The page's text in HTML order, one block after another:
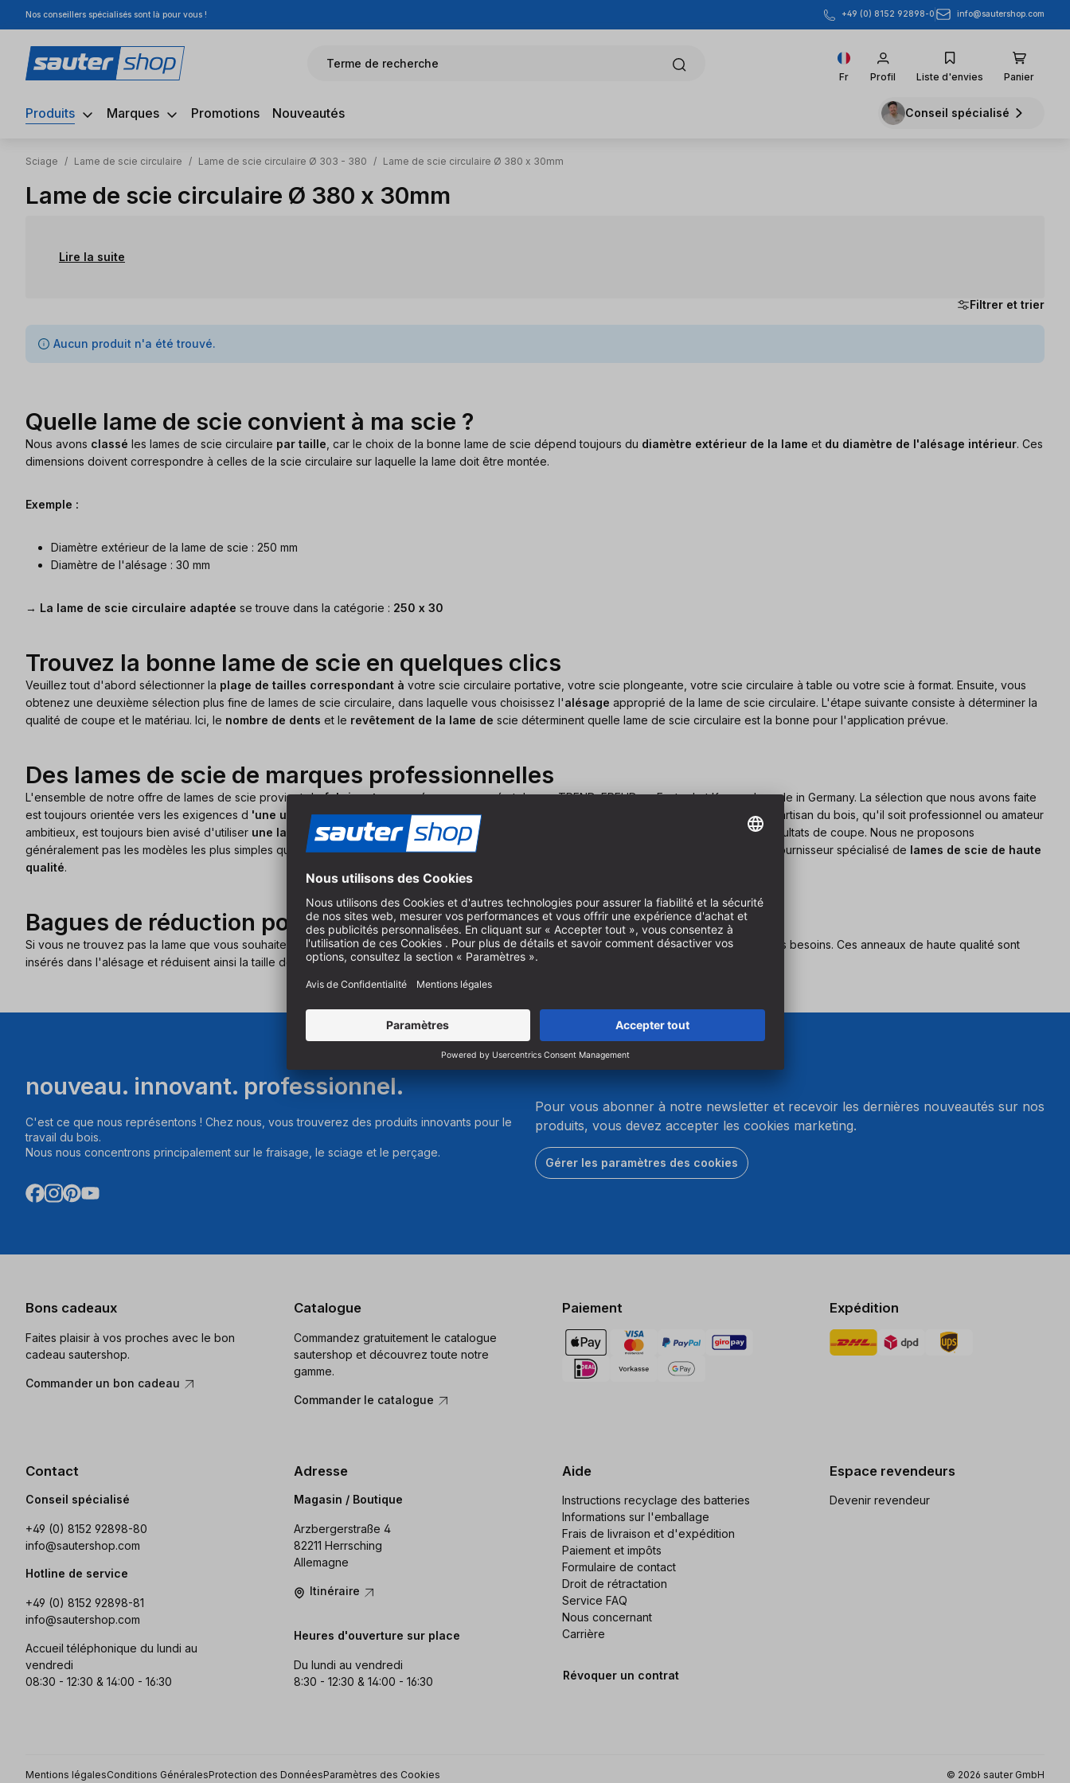
au contenu principal
Passer à la recherche
Passer à la navigation principale
Nos conseillers spécialisés sont là pour vous ! +49 (0) 8152 92898-0 info@sautershop.com
Terme de recherche
Fr Profil Liste d'envies Panier
Produits Marques Promotions Nouveautés Conseil spécialisé
Sciage / Lame de scie circulaire / Lame de scie circulaire Ø 303 - 380 / Lame de scie circulaire Ø 380 x 30mm
Lame de scie circulaire Ø 380 x 30mm
Lire la suite
Filtrer et trier
Aucun produit n'a été trouvé.
Quelle lame de scie convient à ma scie ?
Nous avons classé les lames de scie circulaire par taille , car le choix de la bonne lame de scie dépend toujours du diamètre extérieur de la lame et du diamètre de l'alésage intérieur. Ces
dimensions doivent correspondre à celles de la scie circulaire sur laquelle la lame doit être montée.
Exemple :
Diamètre extérieur de la lame de scie : 250 mm
Diamètre de l'alésage : 30 mm
→ La lame de scie circulaire adaptée se trouve dans la catégorie : 250 x 30
Trouvez la bonne lame de scie en quelques clics
Veuillez tout d'abord sélectionner la plage de tailles correspondant à votre scie circulaire portative, votre scie plongeante, votre scie circulaire à table ou votre scie à format. Ensuite, vous
obtenez une deuxième sélection plus fine de lames de scie circulaire, dans laquelle vous choisissez l'alésage approprié de la lame de scie circulaire. L'étape suivante consiste à déterminer la
qualité de coupe et le matériau. Ici, le nombre de dents et le revêtement de la lame de scie déterminent quelle lame de scie circulaire est la bonne pour l'application prévue.
Des lames de scie de marques professionnelles
L'ensemble de notre offre de lames de scie provient defabricants européens renomméstels que TREND, FREUD ou Festool et Karnasch made in Germany. La sélection que nous avons faite
est toujours orientée vers les exigences d 'une utilisation professionnellepar la menuiserie ou l'industrie de transformation du bois. Chaque artisan du bois, qu'il soit professionnel ou amateur
ambitieux, est toujours bien avisé d'utiliser une lame de scie circulaire de haute qualité
. Cela garantit la sécurité du travail et les meilleurs résultats de coupe. Nous ne proposons
généralement pas les modèles les plus simples que l'on trouve dans les grandes surfaces. Faites confiance à notre connaissance en tant que fournisseur spécialisé de lames de scie de haute
qualité.
Bagues de réduction pour votre lame de scie
Si vous ne trouvez pas la lame que vous souhaitez dans votre sélection de tailles, unebague de réductionpeut être une solution adaptée à vos besoins. Ces anneaux de haute qualité sont
insérés dans l'alésage et réduisent ainsi la taille de l'alésage de la lame de scie.
nouveau. innovant. professionnel.
C'est ce que nous représentons ! Chez nous, vous trouverez des produits innovants pour le
travail du bois.
Nous nous concentrons principalement sur le fraisage, le sciage et le perçage.
Pour vous abonner à notre newsletter et recevoir les dernières nouveautés sur nos
produits, vous devez accepter les cookies marketing.
Gérer les paramètres des cookies
Bons cadeaux
Faites plaisir à vos proches avec le bon
cadeau sautershop.
Commander un bon cadeau
Catalogue
Commandez gratuitement le catalogue
sautershop et découvrez toute notre
gamme.
Commander le catalogue
Paiement Expédition
Contact
Conseil spécialisé
+49 (0) 8152 92898-80
info@sautershop.com
Hotline de service
+49 (0) 8152 92898-81
info@sautershop.com
Accueil téléphonique du lundi au
vendredi
08:30 - 12:30 & 14:00 - 16:30
Adresse
Magasin / Boutique
Arzbergerstraße 4
82211 Herrsching
Allemagne
Itinéraire
Heures d'ouverture sur place
Du lundi au vendredi
8:30 - 12:30 & 14:00 - 16:30
Aide
Instructions recyclage des batteries
Informations sur l'emballage
Frais de livraison et d'expédition
Paiement et impôts
Formulaire de contact
Droit de rétractation
Service FAQ
Nous concernant
Carrière
Révoquer un contrat
Espace revendeurs
Devenir revendeur
Mentions légalesConditions GénéralesProtection des DonnéesParamètres des Cookies
© 2026 sauter GmbH